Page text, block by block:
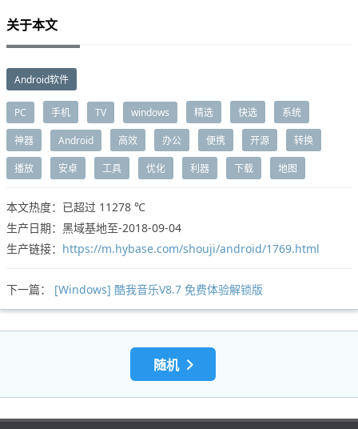
关于本文
Android软件
PC 手机 TV windows 精选 快选 系统
神器 Android 高效 办公 便携 开源 转换
播放 安卓 工具 优化 利器 下载 地图
本文热度：已超过 11278 ℃
生产日期：黑域基地至-2018-09-04
生产链接： https://m.hybase.com/shouji/android/1769.html
下一篇： [Windows] 酷我音乐V8.7 免费体验解锁版
随机